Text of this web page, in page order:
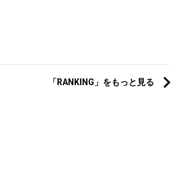
「RANKING」をもっと見る